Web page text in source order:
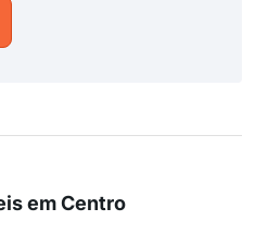
em Centro